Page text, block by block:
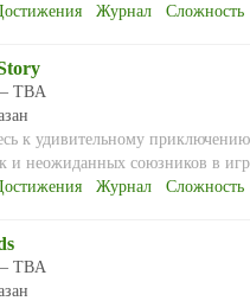
Журнал Сложность
TBA
к удивительному
и неожиданных союзников в
Журнал Сложность
TBA